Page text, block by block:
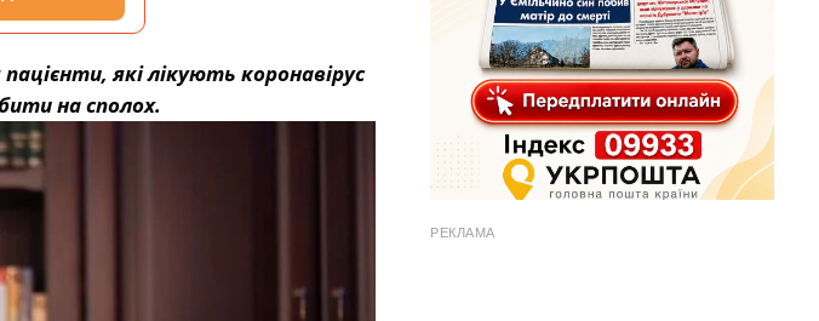
які лікують коронавірус
на сполох.
РЕКЛАМА